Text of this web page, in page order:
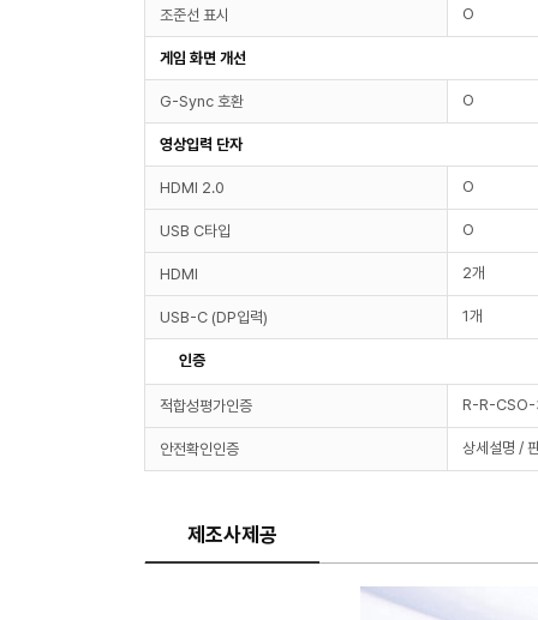
조준선 표시 O
게임 화면 개선
G-Sync 호환 O
영상입력 단자
HDMI 2.0 O
USB C타입 O
HDMI 2개
USB-C (DP입력) 1개
인증
적합성평가인증 R-R-
안전확인인증 상세설명 /
제조사제공